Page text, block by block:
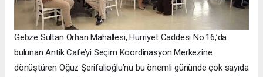
Gebze Sultan Orhan Mahallesi, Hürriyet Caddesi No:16,’da
bulunan Antik Cafe’yi Seçim Koordinasyon Merkezine
dönüştüren Oğuz Şerifalioğlu’nu bu önemli gününde çok sayıda